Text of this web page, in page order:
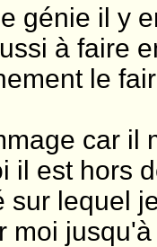
génie il y
à faire
le
car il
il est hors
sur lequel
moi